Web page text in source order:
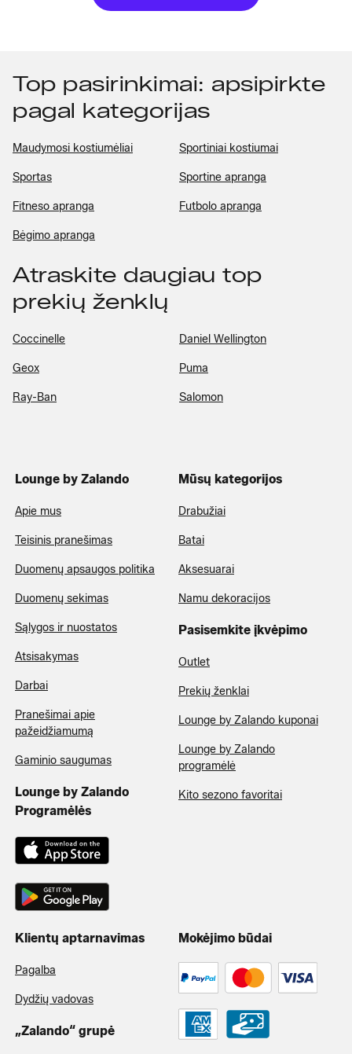
Top pasirinkimai: apsipirkte
pagal kategorijas
Maudymosi kostiumėliai Sportiniai kostiumai
Sportas Sportine apranga
Fitneso apranga Futbolo apranga
Bėgimo apranga
Atraskite daugiau top
prekių ženklų
Coccinelle Daniel Wellington
Geox Puma
Ray-Ban Salomon
Lounge by Zalando
Apie mus
Teisinis pranešimas
Duomenų apsaugos politika
Duomenų sekimas
Sąlygos ir nuostatos
Atsisakymas
Darbai
Pranešimai apie
pažeidžiamumą
Gaminio saugumas
Lounge by Zalando
Programėlės
Mūsų kategorijos
Drabužiai
Batai
Aksesuarai
Namu dekoracijos
Pasisemkite įkvėpimo
Outlet
Prekių ženklai
Lounge by Zalando kuponai
Lounge by Zalando
programėlė
Kito sezono favoritai
Klientų aptarnavimas
Pagalba
Dydžių vadovas
„Zalando“ grupė
Mokėjimo būdai